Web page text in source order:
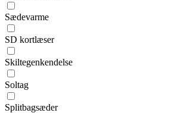
Sædevarme
SD kortlæser
Skiltegenkendelse
Soltag
Splitbagsæder